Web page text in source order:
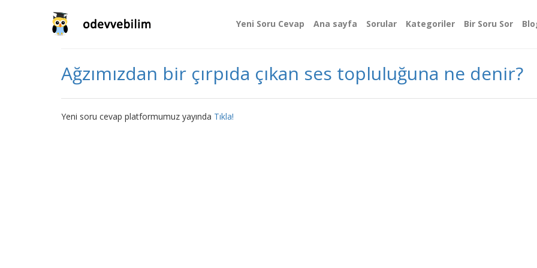
Yeni Soru Cevap Ana sayfa Sorular Kategoriler Bir Soru Sor
Ağzımızdan bir çırpıda çıkan ses topluluğuna ne denir?
Yeni soru cevap platformumuz yayında Tıkla!